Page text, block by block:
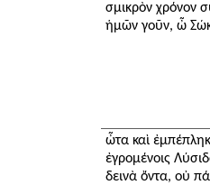
σμικρὸν χρόνον
ἡμῶν γοῦν, ὦ
ὦτα καὶ
ἐγρομένοις
δεινὰ ὄντα, οὐ